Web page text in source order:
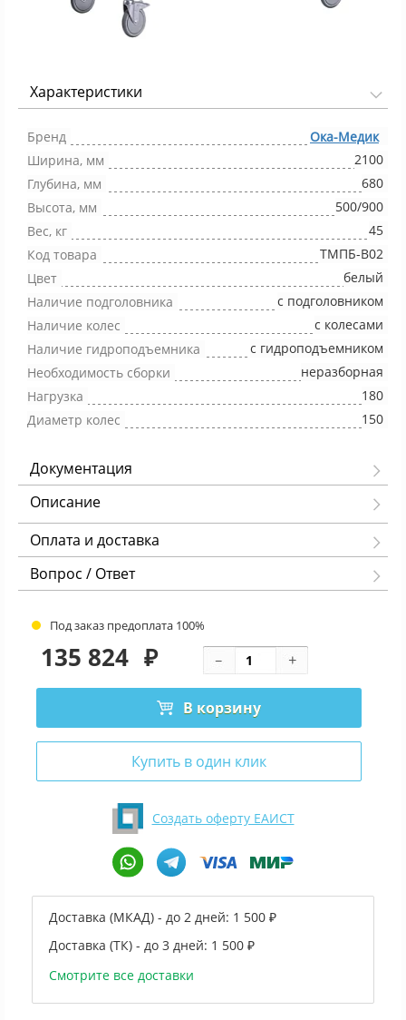
Характеристики
Бренд
Ока-Медик
Ширина, мм
2100
Глубина, мм
680
Высота, мм
500/900
Вес, кг
45
Код товара
ТМПБ-В02
Цвет
белый
Наличие подголовника
с подголовником
Наличие колес
с колесами
Наличие гидроподъемника
с гидроподъемником
Необходимость сборки
неразборная
Нагрузка
180
Диаметр колес
150
Документация
Описание
Оплата и доставка
Вопрос / Ответ
Под заказ предоплата 100%
135 824 ₽
В корзину
Купить в один клик
Создать оферту ЕАИСТ
Доставка (МКАД) - до 2 дней: 1 500 ₽
Доставка (ТК) - до 3 дней: 1 500 ₽
Смотрите все доставки